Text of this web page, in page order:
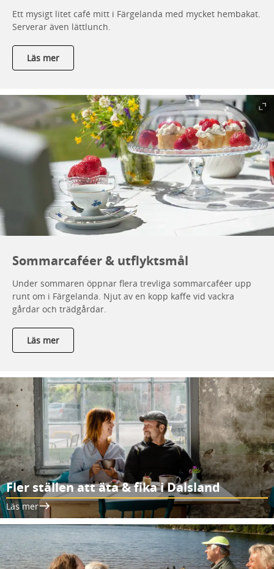
Ett mysigt litet café mitt i Färgelanda med mycket hembakat.
Serverar även lättlunch.
Läs mer
Sommarcaféer & utflyktsmål
Under sommaren öppnar flera trevliga sommarcaféer upp
runt om i Färgelanda. Njut av en kopp kaffe vid vackra
gårdar och trädgårdar.
Läs mer
Fler ställen att äta & fika i Dalsland
Läs mer